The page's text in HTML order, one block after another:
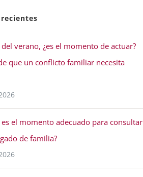
del verano, ¿es el momento de actuar?
que un conflicto familiar necesita
es el momento adecuado para consultar
de familia?